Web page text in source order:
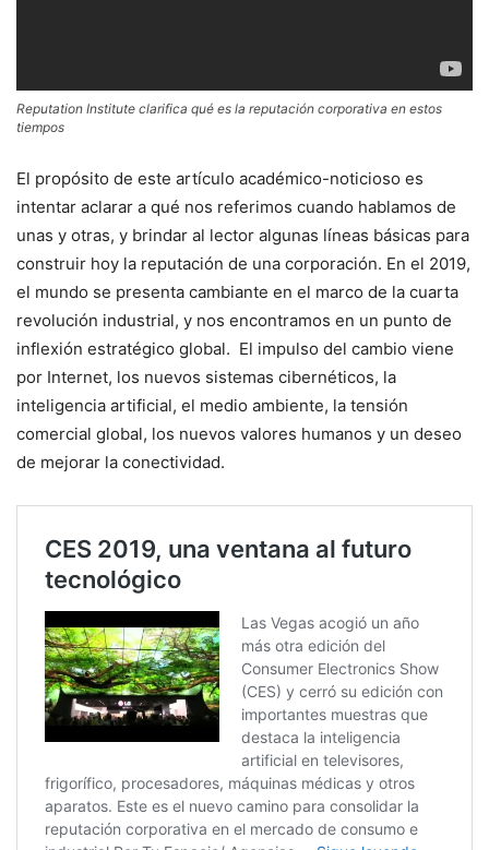
Reputation Institute clarifica qué es la reputación corporativa en estos
tiempos
El propósito de este artículo académico-noticioso es
intentar aclarar a qué nos referimos cuando hablamos de
unas y otras, y brindar al lector algunas líneas básicas para
construir hoy la reputación de una corporación. En el 2019,
el mundo se presenta cambiante en el marco de la cuarta
revolución industrial, y nos encontramos en un punto de
inflexión estratégico global. El impulso del cambio viene
por Internet, los nuevos sistemas cibernéticos, la
inteligencia artificial, el medio ambiente, la tensión
comercial global, los nuevos valores humanos y un deseo
de mejorar la conectividad.